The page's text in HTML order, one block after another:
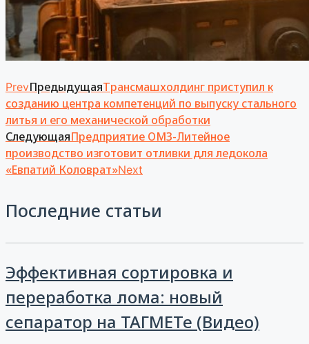
PrevПредыдущаяТрансмашхолдинг приступил к
созданию центра компетенций по выпуску стального
литья и его механической обработки
СледующаяПредприятие ОМЗ-Литейное
производство изготовит отливки для ледокола
«Евпатий Коловрат»Next
Последние статьи
Эффективная сортировка и
переработка лома: новый
сепаратор на ТАГМЕТе (Видео)